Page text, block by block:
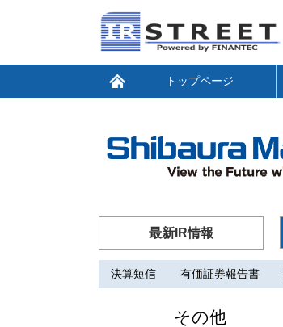
トップページ
最新IR情報
決算短信 有価証券報告書
その他